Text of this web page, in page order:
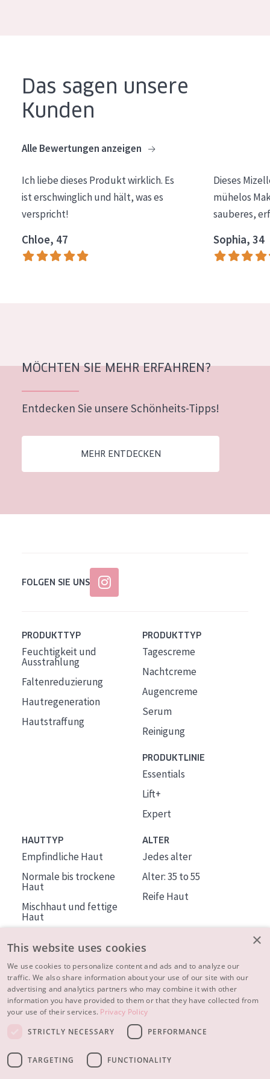
HAUTTYP
Empfindliche Haut
Reife Haut
Der Sonne ausgesetzte Haut
ALTER
Jedes alter
Das sagen unsere
Kunden
Alle Bewertungen anzeigen
Ich liebe dieses Produkt wirklich. Es
ist erschwinglich und hält, was es
verspricht!
Chloe, 47
Dieses
mühelos
sauberes,
Sophia, 34
MÖCHTEN SIE MEHR ERFAHREN?
Entdecken Sie unsere Schönheits-Tipps!
MEHR ENTDECKEN
FOLGEN SIE UNS
PRODUKTTYP
Feuchtigkeit und
Ausstrahlung
Faltenreduzierung
Hautregeneration
Hautstraffung
PRODUKTTYP
Tagescreme
Nachtcreme
Augencreme
Serum
Reinigung
PRODUKTLINIE
Essentials
Lift+
Expert
HAUTTYP
Empfindliche Haut
Normale bis trockene
Haut
Mischhaut und fettige
Haut
Haut
ALTER
Jedes alter
Alter: 35 to 55
Reife Haut
ÜBER DIADERMINE
Mehr über uns
Inspiration
×
This website uses cookies
We use cookies to personalize content and ads and to analyze our
traffic. We also share information about your use of our site with our
advertising and analytics partners who may combine it with other
information you have provided to them or that they have collected from
your use of their services. Privacy Policy
STRICTLY NECESSARY
PERFORMANCE
TARGETING FUNCTIONALITY